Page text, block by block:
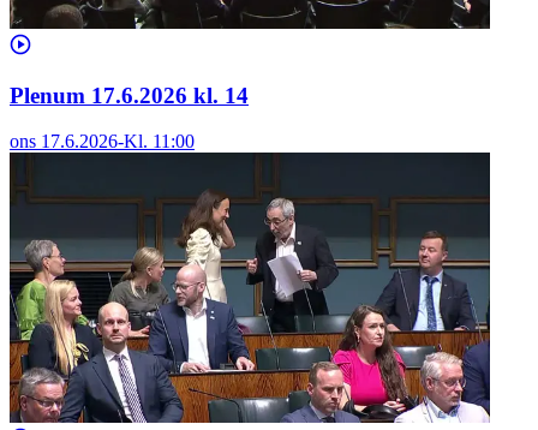
Plenum 17.6.2026 kl. 14
ons 17.6.2026-Kl. 11:00